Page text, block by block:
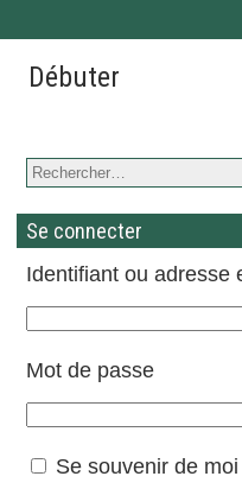
Débuter
Se connecter
Identifiant ou adresse
Mot de passe
Se souvenir de moi